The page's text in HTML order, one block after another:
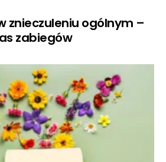
znieczuleniu ogólnym –
zabiegów